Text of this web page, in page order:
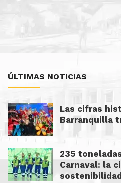
ÚLTIMAS NOTICIAS
Las cifras
Barranquilla
235
Carnaval: la
sostenibilidad